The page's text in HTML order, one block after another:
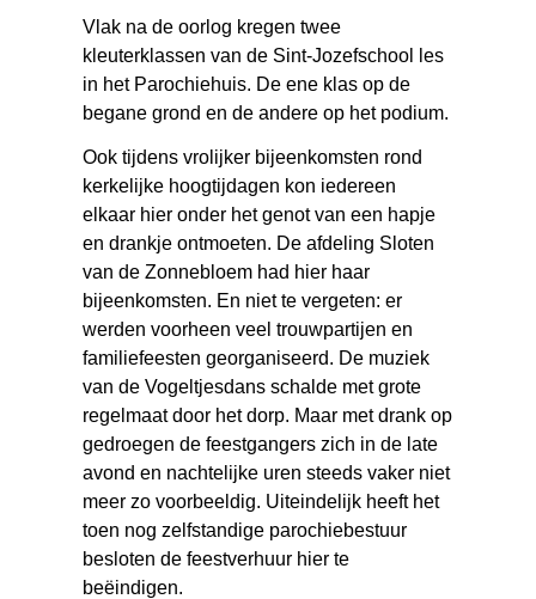
Vlak na de oorlog kregen twee
kleuterklassen van de Sint-Jozefschool les
in het Parochiehuis. De ene klas op de
begane grond en de andere op het podium.
Ook tijdens vrolijker bijeenkomsten rond
kerkelijke hoogtijdagen kon iedereen
elkaar hier onder het genot van een hapje
en drankje ontmoeten. De afdeling Sloten
van de Zonnebloem had hier haar
bijeenkomsten. En niet te vergeten: er
werden voorheen veel trouwpartijen en
familiefeesten georganiseerd. De muziek
van de Vogeltjesdans schalde met grote
regelmaat door het dorp. Maar met drank op
gedroegen de feestgangers zich in de late
avond en nachtelijke uren steeds vaker niet
meer zo voorbeeldig. Uiteindelijk heeft het
toen nog zelfstandige parochiebestuur
besloten de feestverhuur hier te
beëindigen.